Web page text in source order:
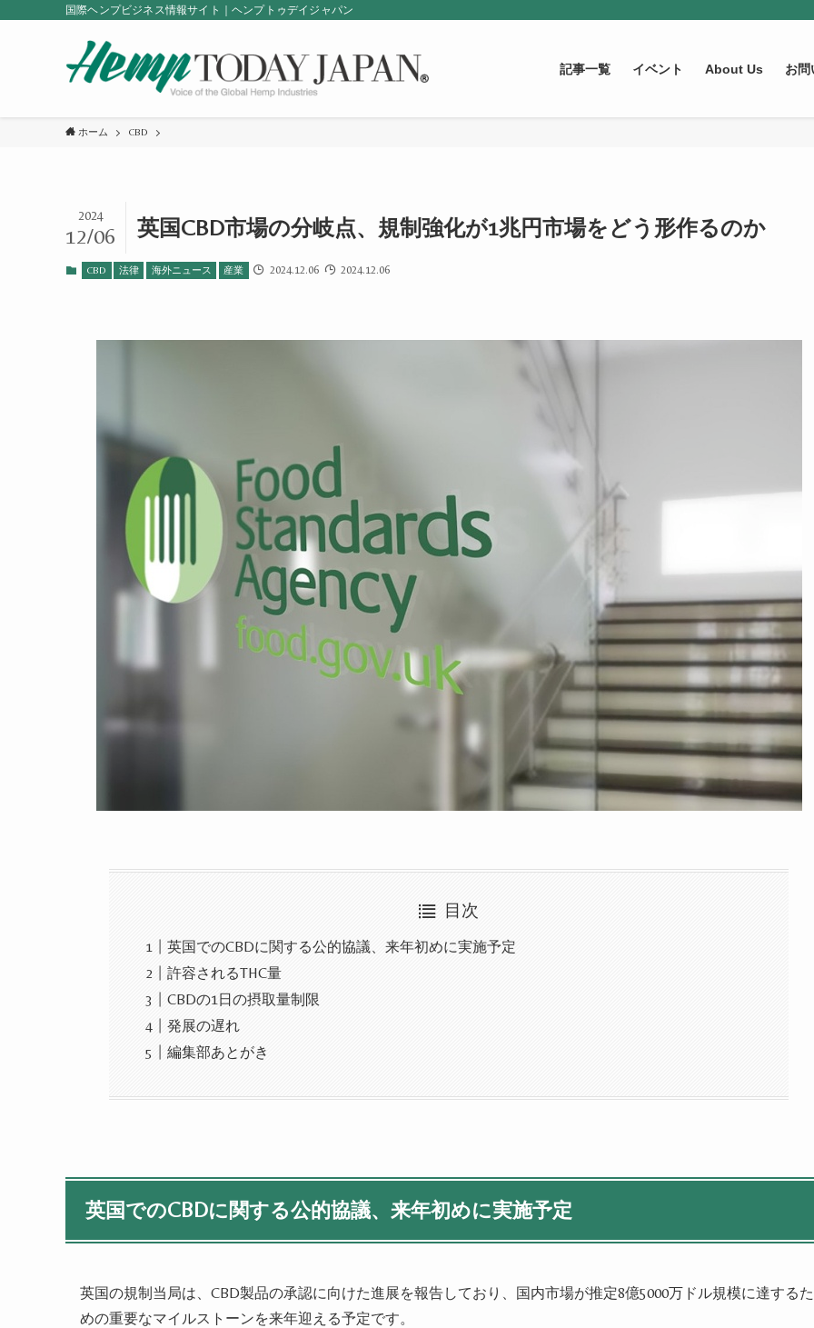
国際ヘンプビジネス情報サイト｜ヘンプトゥデイジャパン
記事一覧 イベント About Us お問
ホーム CBD
英国CBD市場の分岐点、規制強化が1兆円市場をどう形作るのか
2024
12/06
CBD 法律 海外ニュース 産業 2024.12.06 2024.12.06
目次
英国でのCBDに関する公的協議、来年初めに実施予定
許容されるTHC量
CBDの1日の摂取量制限
発展の遅れ
編集部あとがき
英国でのCBDに関する公的協議、来年初めに実施予定
英国の規制当局は、CBD製品の承認に向けた進展を報告しており、国内市場が推定8億5000万ドル規模に達するた
めの重要なマイルストーンを来年迎える予定です。